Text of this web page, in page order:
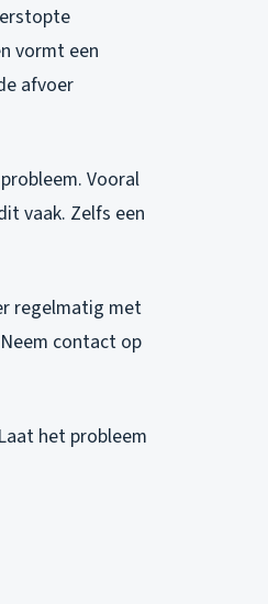
vormt een
afvoer
Vooral
vaak. Zelfs een
regelmatig met
contact op
het probleem